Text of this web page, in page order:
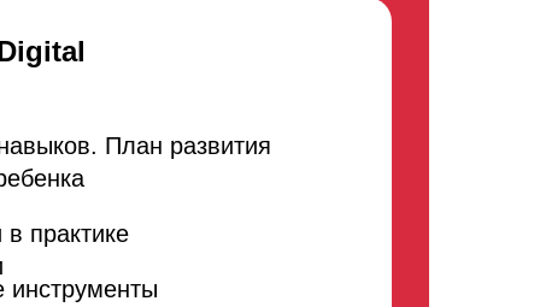
практике
инструменты
План развития